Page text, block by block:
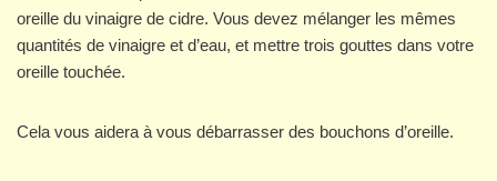
oreille du vinaigre de cidre. Vous devez mélanger les mêmes
quantités de vinaigre et d’eau, et mettre trois gouttes dans votre
oreille touchée.
Cela vous aidera à vous débarrasser des bouchons d’oreille.